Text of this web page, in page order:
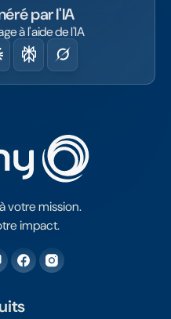
par l'IA
à l'aide de l'IA
votre mission.
impact.